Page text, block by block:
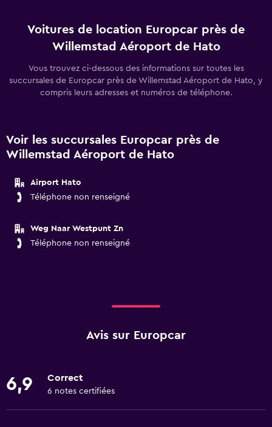
Voitures de location Europcar près de
Willemstad Aéroport de Hato
Vous trouvez ci-dessous des informations sur toutes les
succursales de Europcar près de Willemstad Aéroport de Hato, y
compris leurs adresses et numéros de téléphone.
Voir les succursales Europcar près de
Willemstad Aéroport de Hato
Airport Hato
Téléphone non renseigné
Weg Naar Westpunt Zn
Téléphone non renseigné
Avis sur Europcar
6,9 Correct
6 notes certifiées